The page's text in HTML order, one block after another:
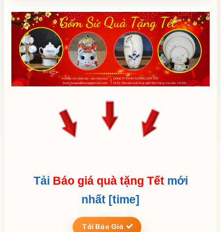
Khay mứt sứ Bộ
9 Lọ hoa Chiếc
Tải Báo giá quà tặng Tết mới
nhất [time]
Tải Báo Giá